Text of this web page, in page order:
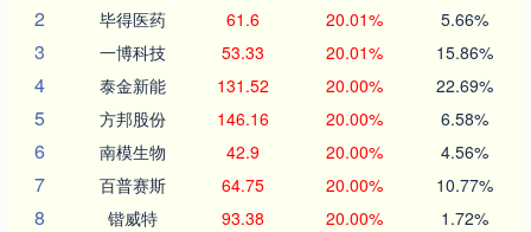
2 毕得医药 61.6 20.01% 5.66%
3 一博科技 53.33 20.01% 15.86%
4 泰金新能 131.52 20.00% 22.69%
5 方邦股份 146.16 20.00% 6.58%
6 南模生物 42.9 20.00% 4.56%
7 百普赛斯 64.75 20.00% 10.77%
8 锴威特 93.38 20.00% 1.72%